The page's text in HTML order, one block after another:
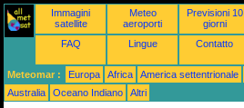
Immagini
satellite
Meteo
aeroporti
Previsioni 10
giorni
FAQ Lingue Contatto
Meteomar : Europa Africa America settentrionale
Australia
Oceano Indiano Altri